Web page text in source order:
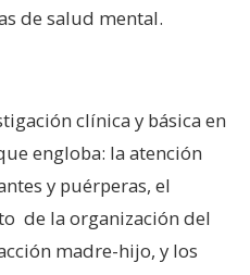
de salud mental.
clínica y básica en
engloba: la atención
y puérperas, el
de la organización del
madre-hijo, y los